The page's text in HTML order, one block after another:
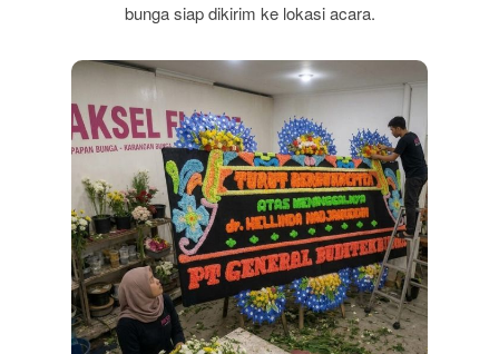
bunga siap dikirim ke lokasi acara.